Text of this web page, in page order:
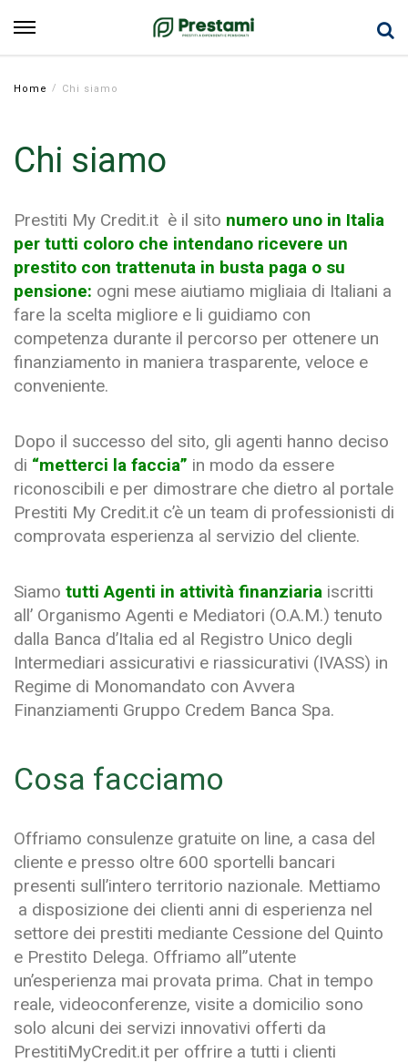
Home / Chi siamo
Chi siamo
Prestiti My Credit.it è il sito numero uno in Italia
per tutti coloro che intendano ricevere un
prestito con trattenuta in busta paga o su
pensione: ogni mese aiutiamo migliaia di Italiani a
fare la scelta migliore e li guidiamo con
competenza durante il percorso per ottenere un
finanziamento in maniera trasparente, veloce e
conveniente.
Dopo il successo del sito, gli agenti hanno deciso
di “metterci la faccia” in modo da essere
riconoscibili e per dimostrare che dietro al portale
Prestiti My Credit.it c’è un team di professionisti di
comprovata esperienza al servizio del cliente.
Siamo tutti Agenti in attività finanziaria iscritti
all’ Organismo Agenti e Mediatori (O.A.M.) tenuto
dalla Banca d’Italia ed al Registro Unico degli
Intermediari assicurativi e riassicurativi (IVASS) in
Regime di Monomandato con Avvera
Finanziamenti Gruppo Credem Banca Spa.
Cosa facciamo
Offriamo consulenze gratuite on line, a casa del
cliente e presso oltre 600 sportelli bancari
presenti sull’intero territorio nazionale. Mettiamo
a disposizione dei clienti anni di esperienza nel
settore dei prestiti mediante Cessione del Quinto
e Prestito Delega. Offriamo all”utente
un’esperienza mai provata prima. Chat in tempo
reale, videoconferenze, visite a domicilio sono
solo alcuni dei servizi innovativi offerti da
PrestitiMyCredit.it per offrire a tutti i clienti